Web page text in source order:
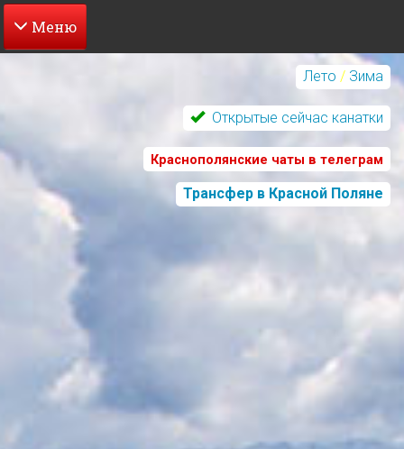
Перейти
содержанию
Лето / Зима
Открытые сейчас канатки
Краснополянские чаты в телеграм
Трансфер в Красной Поляне